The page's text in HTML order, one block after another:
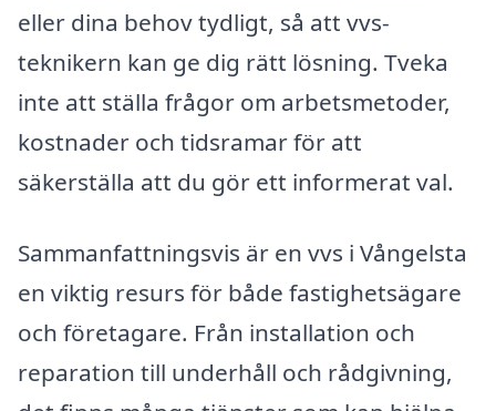
eller dina behov tydligt, så att vvs-
teknikern kan ge dig rätt lösning. Tveka
inte att ställa frågor om arbetsmetoder,
kostnader och tidsramar för att
säkerställa att du gör ett informerat val.
Sammanfattningsvis är en vvs i Vångelsta
en viktig resurs för både fastighetsägare
och företagare. Från installation och
reparation till underhåll och rådgivning,